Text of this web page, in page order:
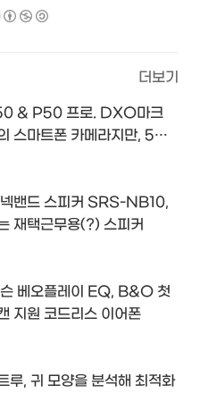
더보기
& P50 프로. DXO마크
스마트폰 카메라지만, 5G
플래그십 스마트폰...
밴드 스피커 SRS-NB10,
재택근무용(?) 스피커
베오플레이 EQ, B&O 첫
지원 코드리스 이어폰
루, 귀 모양을 분석해 최적화